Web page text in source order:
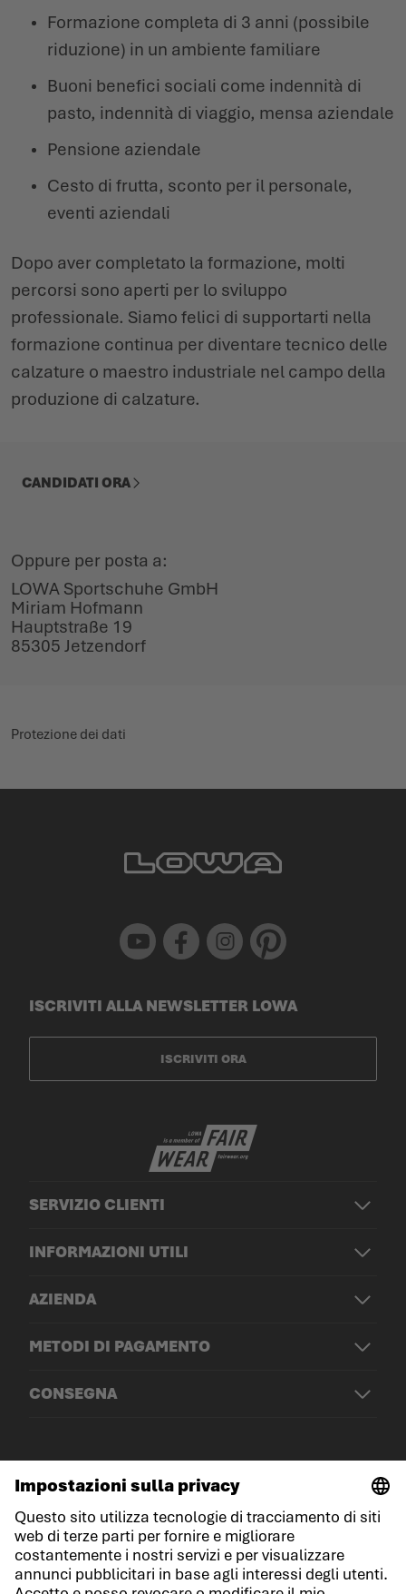
Formazione completa di 3 anni (possibile
riduzione) in un ambiente familiare
Buoni benefici sociali come indennità di
pasto, indennità di viaggio, mensa aziendale
Pensione aziendale
Cesto di frutta, sconto per il personale,
eventi aziendali
Dopo aver completato la formazione, molti
percorsi sono aperti per lo sviluppo
professionale. Siamo felici di supportarti nella
formazione continua per diventare tecnico delle
calzature o maestro industriale nel campo della
produzione di calzature.
CANDIDATI ORA
Oppure per posta a:
LOWA Sportschuhe GmbH
Miriam Hofmann
Hauptstraße 19
85305 Jetzendorf
Protezione dei dati
Youtube Facebook Instagram Pinterest
SERVIZIO CLIENTI
INFORMAZIONI UTILI
AZIENDA
METODI DI PAGAMENTO
CONSEGNA
ISCRIVITI ALLA NEWSLETTER LOWA
ISCRIVITI ORA
© LOWA Sportschuhe GmbH
Note legali
Protezione dei dati